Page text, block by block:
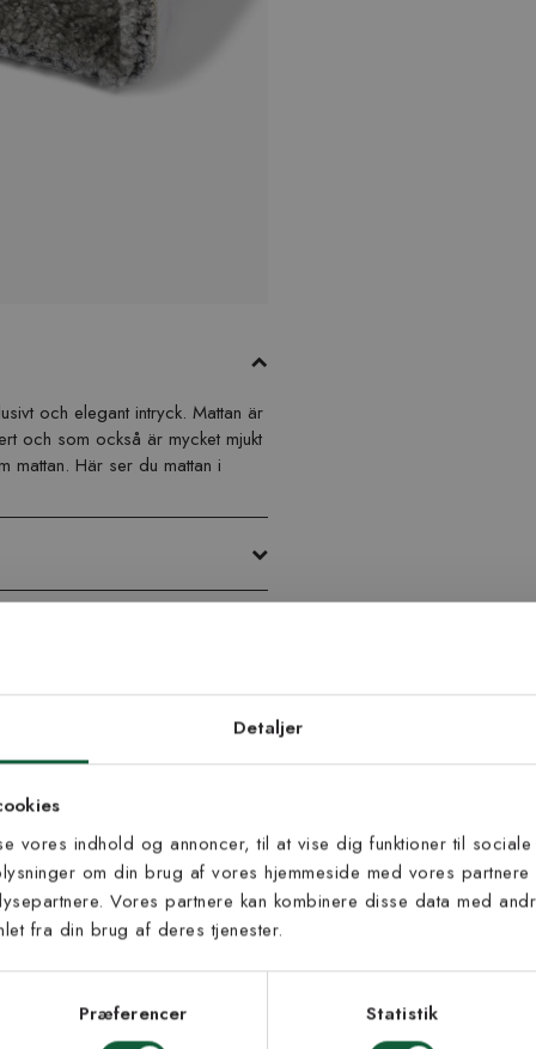
Detaljer
vores indhold og annoncer, til at vise dig funktioner til
om din brug af vores hjemmeside med vores
Vores partnere kan kombinere disse data med
fra din brug af deres tjenester.
Præferencer Statistik
och elegant intryck. Mattan är
och som också är mycket mjukt
mattan. Här ser du mattan i
med specialmål og
hvis du skal lægge det som
mål kan forekomme.
muligheden for at bestille op til
dette beløb refunderer vi, når
Find det rette tæppe til dig!
dig vores
at modtage vores tilbud,